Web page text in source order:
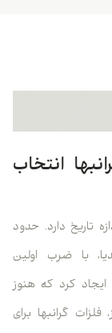
انتخاب
تاریخ دارد. حدود
با ضرب اولین
ایجاد کرد که هنوز
گرانبها برای